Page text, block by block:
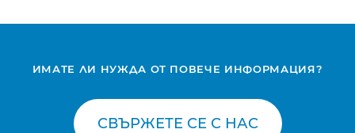
ИМАТЕ ЛИ НУЖДА ОТ ПОВЕЧЕ ИНФОРМАЦИЯ?
СВЪРЖЕТЕ СЕ С НАС